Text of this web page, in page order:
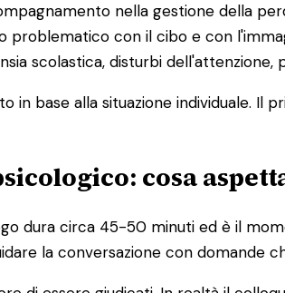
nella gestione della
problematico con il cibo e con
scolastica, disturbi
in base alla situazione individuale.
cosa
dura circa 45-50 minuti ed è il
la conversazione con